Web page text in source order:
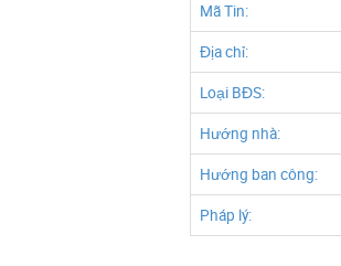
Mã Tin:
Địa chỉ:
Loại BĐS:
Hướng nhà:
Hướng ban công:
Pháp lý: